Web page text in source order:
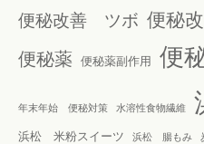
便秘改善 ツボ 便秘
便秘薬 便秘薬副作用 便
年末年始 便秘対策 水溶性食物繊維
浜松 米粉スイーツ 浜松 腸もみ